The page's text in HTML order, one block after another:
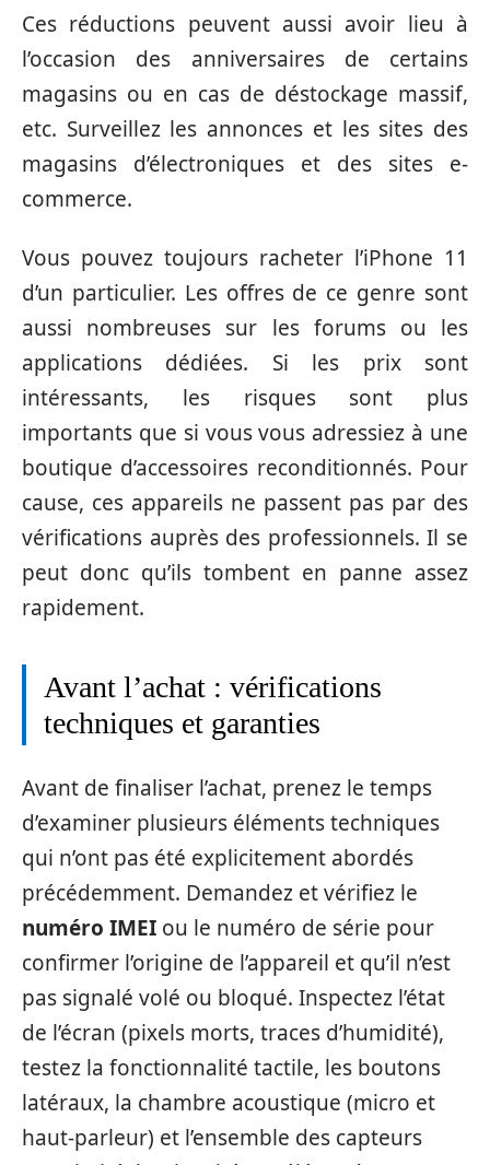
Ces réductions peuvent aussi avoir lieu à
l’occasion des anniversaires de certains
magasins ou en cas de déstockage massif,
etc. Surveillez les annonces et les sites des
magasins d’électroniques et des sites e-
commerce.
Vous pouvez toujours racheter l’iPhone 11
d’un particulier. Les offres de ce genre sont
aussi nombreuses sur les forums ou les
applications dédiées. Si les prix sont
intéressants, les risques sont plus
importants que si vous vous adressiez à une
boutique d’accessoires reconditionnés. Pour
cause, ces appareils ne passent pas par des
vérifications auprès des professionnels. Il se
peut donc qu’ils tombent en panne assez
rapidement.
Avant l’achat : vérifications
techniques et garanties
Avant de finaliser l’achat, prenez le temps
d’examiner plusieurs éléments techniques
qui n’ont pas été explicitement abordés
précédemment. Demandez et vérifiez le
numéro IMEI ou le numéro de série pour
confirmer l’origine de l’appareil et qu’il n’est
pas signalé volé ou bloqué. Inspectez l’état
de l’écran (pixels morts, traces d’humidité),
testez la fonctionnalité tactile, les boutons
latéraux, la chambre acoustique (micro et
haut-parleur) et l’ensemble des capteurs